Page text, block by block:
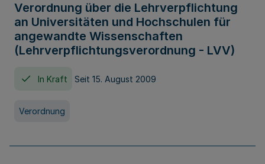
Verordnung über die Lehrverpflichtung
an Universitäten und Hochschulen für
angewandte Wissenschaften
(Lehrverpflichtungsverordnung - LVV)
In Kraft Seit 15. August 2009
Verordnung